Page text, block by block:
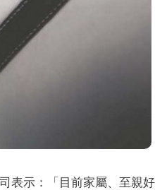
表示：「目前家屬、至親